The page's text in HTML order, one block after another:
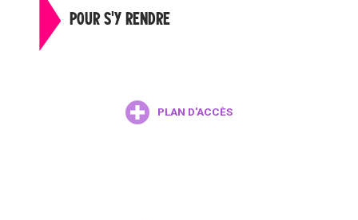
POUR S'Y RENDRE
PLAN D'ACCÈS